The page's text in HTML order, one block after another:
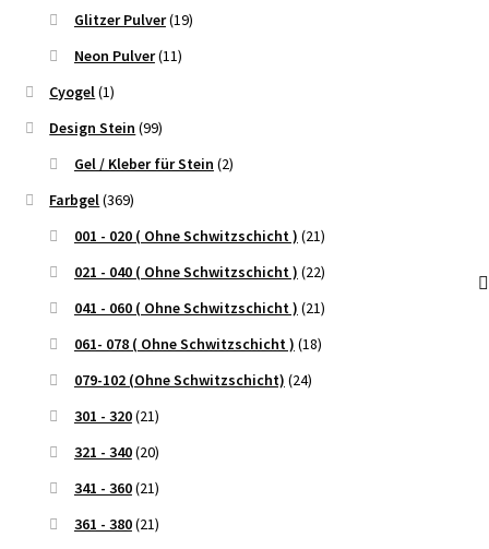
Glitzer Pulver(19)
Neon Pulver(11)
Cyogel(1)
Design Stein (99)
Gel / Kleber für Stein (2)
Farbgel(369)
001 - 020 ( Ohne Schwitzschicht ) (21)
021 - 040 ( Ohne Schwitzschicht ) (22)
041 - 060 ( Ohne Schwitzschicht ) (21)
061- 078 ( Ohne Schwitzschicht ) (18)
079-102 (Ohne Schwitzschicht) (24)
301 - 320(21)
321 - 340(20)
341 - 360(21)
361 - 380(21)